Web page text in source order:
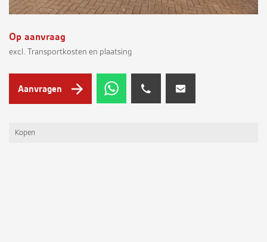
Op aanvraag
excl. Transportkosten en plaatsing
Aanvragen
Kopen